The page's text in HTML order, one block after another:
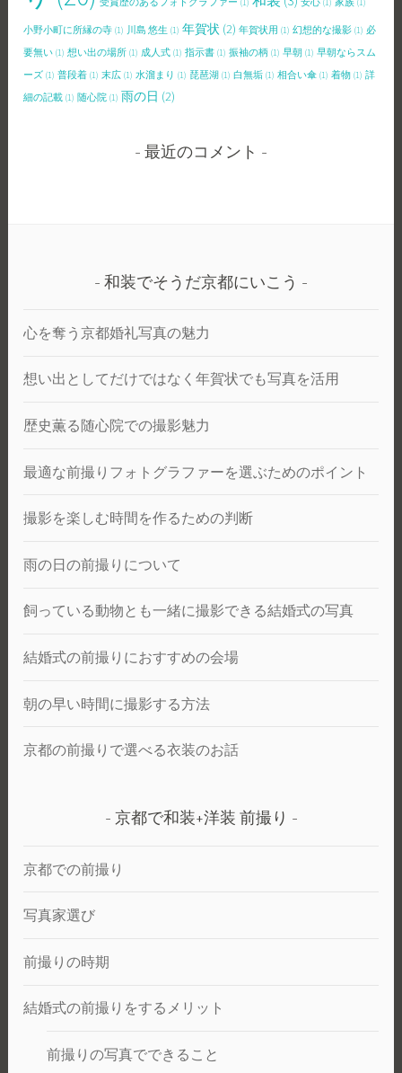
小野小町に所縁の寺 (1) 川島 悠生 (1) 年賀状 (2) 年賀状用 (1) 幻想的な撮影 (1) 必
要無い (1) 想い出の場所 (1) 成人式 (1) 指示書 (1) 振袖の柄 (1) 早朝 (1) 早朝ならスム
ーズ (1) 普段着 (1) 末広 (1) 水溜まり (1) 琵琶湖 (1) 白無垢 (1) 相合い傘 (1) 着物 (1) 詳
細の記載 (1) 随心院 (1) 雨の日 (2)
最近のコメント
和装でそうだ京都にいこう
心を奪う京都婚礼写真の魅力
想い出としてだけではなく年賀状でも写真を活用
歴史薫る随心院での撮影魅力
最適な前撮りフォトグラファーを選ぶためのポイント
撮影を楽しむ時間を作るための判断
雨の日の前撮りについて
飼っている動物とも一緒に撮影できる結婚式の写真
結婚式の前撮りにおすすめの会場
朝の早い時間に撮影する方法
京都の前撮りで選べる衣装のお話
京都で和装+洋装 前撮り
京都での前撮り
写真家選び
前撮りの時期
結婚式の前撮りをするメリット
前撮りの写真でできること